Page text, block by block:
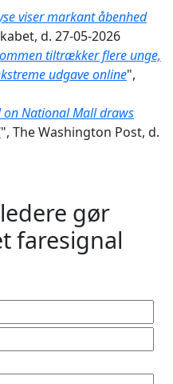
viser markant åbenhed
d. 27-05-2026
tiltrækker flere unge,
udgave online",
on National Mall draws
", The Washington Post, d.
gør
faresignal